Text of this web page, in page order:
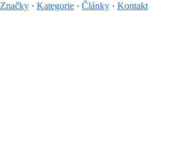
Značky · Kategorie · Články · Kontakt